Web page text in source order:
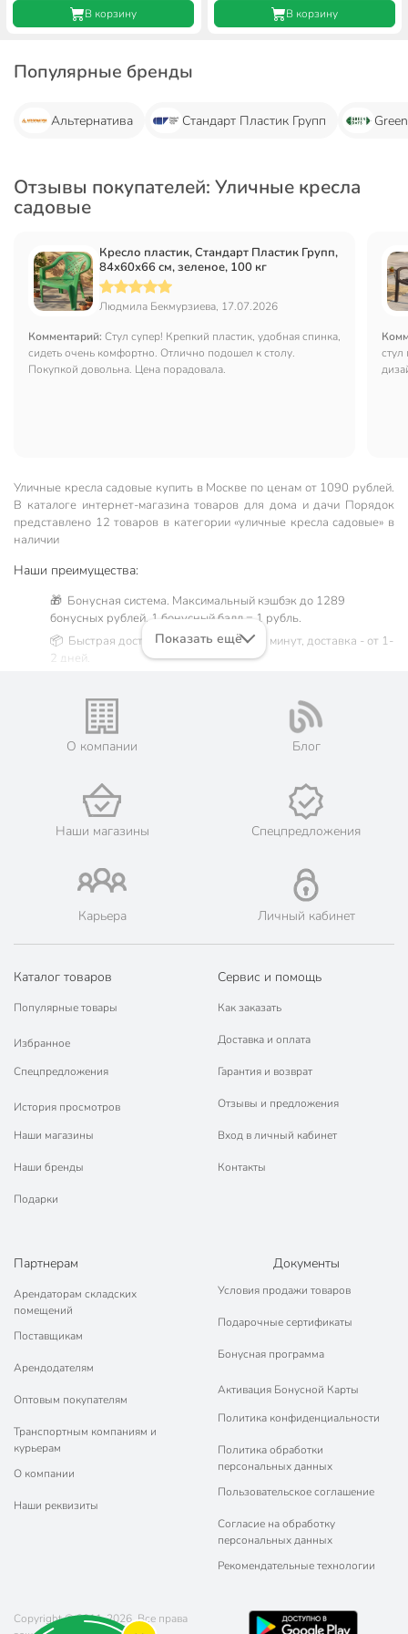
В корзину В корзину
Популярные бренды
Альтернатива Стандарт Пластик Групп
Отзывы покупателей: Уличные кресла
садовые
Кресло пластик, Стандарт Пластик Групп,
84х60х66 см, зеленое, 100 кг
Людмила Бекмурзиева, 17.07.2026
Комментарий: Стул супер! Крепкий пластик, удобная спинка,
сидеть очень комфортно. Отлично подошел к столу.
Покупкой довольна. Цена порадовала.
Уличные кресла садовые купить в Москве по ценам от 1090 рублей.
В каталоге интернет-магазина товаров для дома и дачи Порядок
представлено 12 товаров в категории «уличные кресла садовые» в
наличии
Наши преимущества:
🎁 Бонусная система. Максимальный кэшбэк до 1289
бонусных рублей, 1 бонусный балл = 1 рубль.
📦 Быстрая доставка. Самовывоз от 60 минут, доставка - от 1-
2 дней.
Жители Московской области могут сделать заказ и оплатить
его онлайн на официальном сайте сети магазинов Порядок.
💳 Оплата: онлайн на сайте интернет-гипермаркета или
🛍 Скидки, акции, распродажи каждый день!
📜 Только оригинальная продукция. Интернет-гипермаркет
Порядок - официальный представитель ведущих мировых
марок.
Показать ещё
О компании Блог
Наши магазины Спецпредложения
Карьера Личный кабинет
Каталог товаров
Популярные товары
Избранное
Спецпредложения
История просмотров
Наши магазины
Наши бренды
Подарки
Сервис и помощь
Как заказать
Доставка и оплата
Гарантия и возврат
Отзывы и предложения
Вход в личный кабинет
Контакты
Партнерам
Арендаторам складских
помещений
Поставщикам
Арендодателям
Оптовым покупателям
Транспортным компаниям и
курьерам
О компании
Наши реквизиты
Документы
Условия продажи товаров
Подарочные сертификаты
Бонусная программа
Активация Бонусной Карты
Политика конфиденциальности
Политика обработки
персональных данных
Пользовательское соглашение
Согласие на обработку
персональных данных
Рекомендательные технологии
Copyright © 2011-2026. Все права